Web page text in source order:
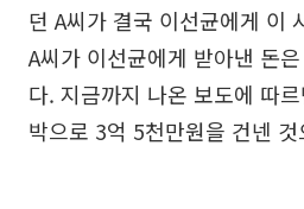
던 A씨가 결국 이선균에게 이
A씨가 이선균에게 받아낸 돈
다. 지금까지 나온 보도에 따
박으로 3억 5천만원을 건넨